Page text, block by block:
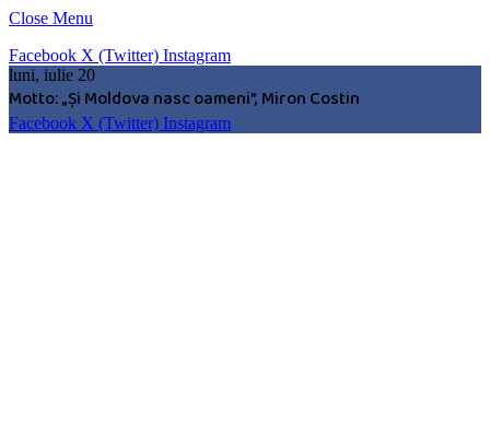
Close Menu
Facebook X (Twitter) Instagram
luni, iulie 20
Motto: „Şi Moldova nasc oameni”, Miron Costin
Facebook X (Twitter) Instagram